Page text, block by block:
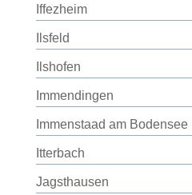
Iffezheim
Ilsfeld
Ilshofen
Immendingen
Immenstaad am Bodensee
Itterbach
Jagsthausen